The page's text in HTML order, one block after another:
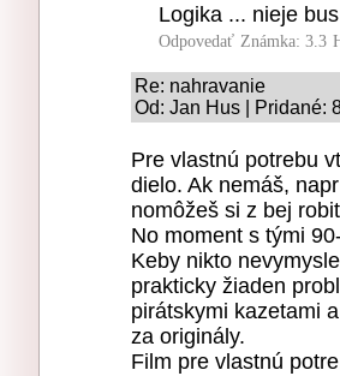
Logika ... nieje
Odpovedať Známka: 3.3
Re: nahravanie
Od: Jan Hus | Pridané:
Pre vlastnú potrebu
dielo. Ak nemáš,
nomôžeš si z bej
No moment s tými
Keby nikto
prakticky žiaden
pirátskymi kazetami
za originály.
Film pre vlastnú